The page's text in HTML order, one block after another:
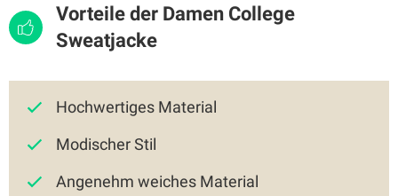
Vorteile der Damen College
Sweatjacke
Hochwertiges Material
Modischer Stil
Angenehm weiches Material